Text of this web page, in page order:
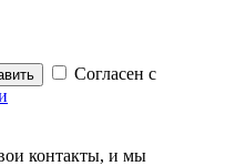
Согласен с
контакты, и мы